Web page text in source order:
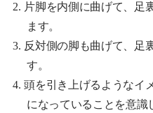
片脚を内側に曲げて、足
ます。
反対側の脚も曲げて、足
す。
頭を引き上げるようなイ
になっていることを意識